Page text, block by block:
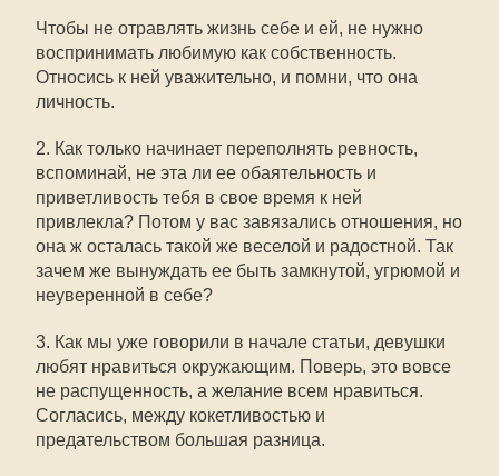
Чтобы не отравлять жизнь себе и ей, не нужно
воспринимать любимую как собственность.
Относись к ней уважительно, и помни, что она
личность.
2. Как только начинает переполнять ревность,
вспоминай, не эта ли ее обаятельность и
приветливость тебя в свое время к ней
привлекла? Потом у вас завязались отношения, но
она ж осталась такой же веселой и радостной. Так
зачем же вынуждать ее быть замкнутой, угрюмой и
неуверенной в себе?
3. Как мы уже говорили в начале статьи, девушки
любят нравиться окружающим. Поверь, это вовсе
не распущенность, а желание всем нравиться.
Согласись, между кокетливостью и
предательством большая разница.